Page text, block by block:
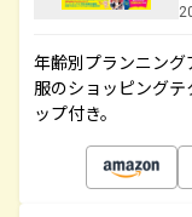
年齢別プランニン
服のショッピング
ップ付き。